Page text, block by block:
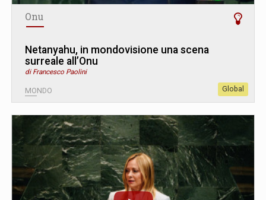
Onu
Netanyahu, in mondovisione una scena
surreale all’Onu
di Francesco Paolini
MONDO Global